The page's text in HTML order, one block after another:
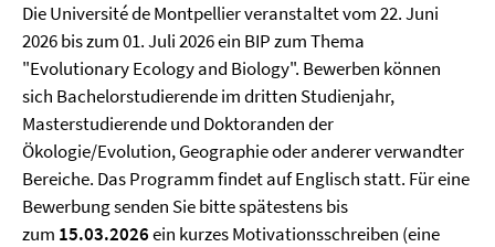
Die Université de Montpellier veranstaltet vom 22. Juni
2026 bis zum 01. Juli 2026 ein BIP zum Thema
"Evolutionary Ecology and Biology". Bewerben können
sich Bachelorstudierende im dritten Studienjahr,
Masterstudierende und Doktoranden der
Ökologie/Evolution, Geographie oder anderer verwandter
Bereiche. Das Programm findet auf Englisch statt. Für eine
Bewerbung senden Sie bitte spätestens bis
zum 15.03.2026ein kurzes Motivationsschreiben (eine